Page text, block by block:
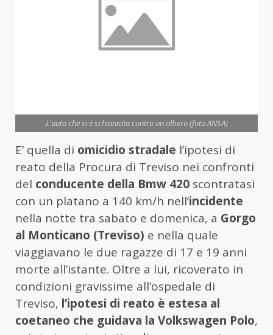
L'auto che si è schiantata contro un albero (foto ANSA)
E’ quella di omicidio stradale l’ipotesi di
reato della Procura di Treviso nei confronti
del conducente della Bmw 420 scontratasi
con un platano a 140 km/h nell’incidente
nella notte tra sabato e domenica, a Gorgo
al Monticano (Treviso) e nella quale
viaggiavano le due ragazze di 17 e 19 anni
morte all’istante. Oltre a lui, ricoverato in
condizioni gravissime all’ospedale di
Treviso, l’ipotesi di reato è estesa al
coetaneo che guidava la Volkswagen Polo,